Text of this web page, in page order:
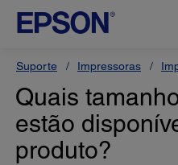
Suporte Impressoras
Quais
estão
produto?